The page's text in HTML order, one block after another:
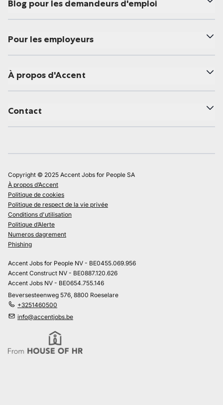
Blog pour les demandeurs d'emploi
Pour les employeurs
À propos d'Accent
Contact
Copyright © 2025 Accent Jobs for People SA
À propos d’Accent
Politique de cookies
Politique de respect de la vie privée
Conditions d'utilisation
Politique d’Alerte
Numeros dagrement
Phishing
Accent Jobs for People NV - BE0455.069.956
Accent Construct NV - BE0887.120.626
Accent Jobs NV - BE0654.755.146
Beversesteenweg 576, 8800 Roeselare
+3251460500
info@accentjobs.be